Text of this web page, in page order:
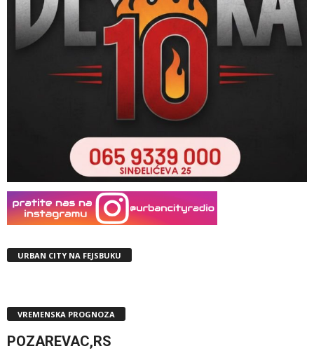
URBAN CITY NA FEJSBUKU
VREMENSKA PROGNOZA
POZAREVAC,RS